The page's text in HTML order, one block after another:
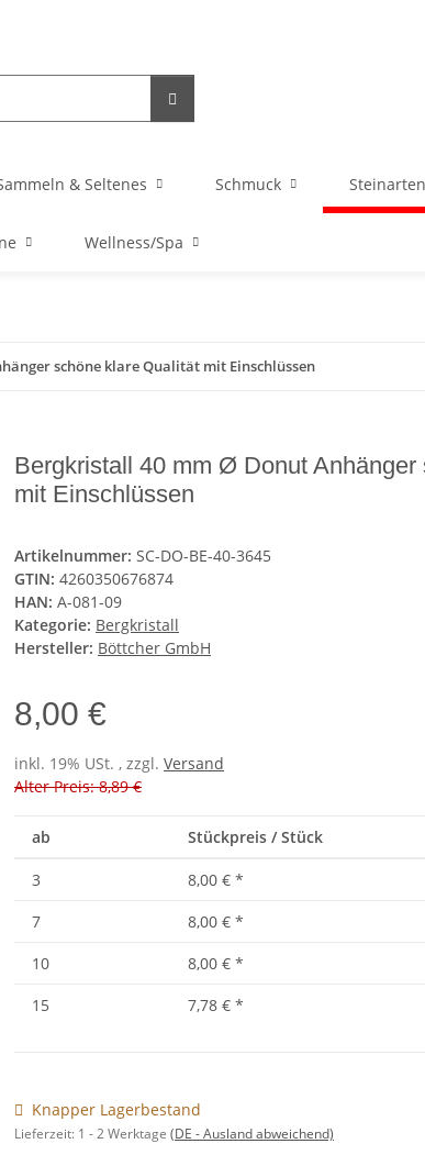
& Seltenes Schmuck Steinarten
Wellness/Spa
schöne klare Qualität mit Einschlüssen
Bergkristall 40 mm Ø Donut
mit Einschlüssen
Artikelnummer: SC-DO-BE-40-3645
GTIN: 4260350676874
HAN: A-081-09
Kategorie: Bergkristall
Hersteller: Böttcher GmbH
8,00 €
inkl. 19% USt. , zzgl. Versand
Alter Preis: 8,89 €
ab Stückpreis / Stück
3 8,00 € *
7
8,00 € *
10
8,00 € *
15
7,78 € *
Knapper Lagerbestand
Lieferzeit: 1 - 2 Werktage (DE - Ausland abweichend)